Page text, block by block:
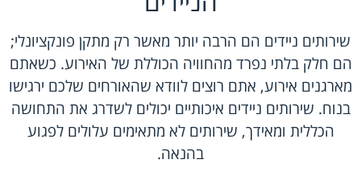
שירותים ניידים הם הרבה יותר מאשר רק מתקן פונקציונלי;
הם חלק בלתי נפרד מהחוויה הכוללת של האירוע. כשאתם
מארגנים אירוע, אתם רוצים לוודא שהאורחים שלכם ירגישו
בנוח. שירותים ניידים איכותיים יכולים לשדרג את התחושה
הכללית ומאידך, שירותים לא מתאימים עלולים לפגוע
בהנאה.